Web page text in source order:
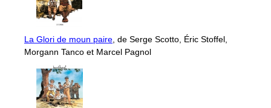
La Glori de moun paire, de Serge Scotto, Éric Stoffel,
Morgann Tanco et Marcel Pagnol